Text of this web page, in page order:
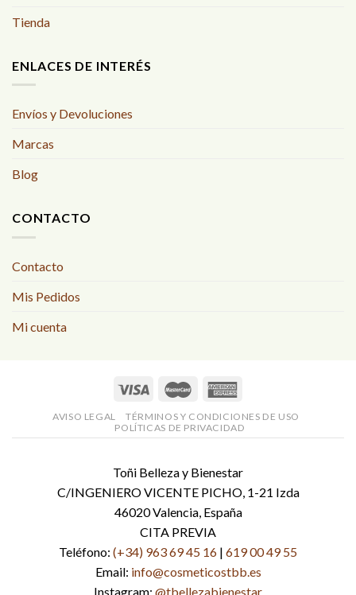
Tienda
ENLACES DE INTERÉS
Envíos y Devoluciones
Marcas
Blog
CONTACTO
Contacto
Mis Pedidos
Mi cuenta
AVISO LEGAL
TÉRMINOS Y CONDICIONES DE USO
POLÍTICAS DE PRIVACIDAD
Toñi Belleza y Bienestar
C/INGENIERO VICENTE PICHO, 1-21 Izda
46020 Valencia, España
CITA PREVIA
Teléfono: (+34) 963 69 45 16 | 619 00 49 55
Email: info@cosmeticostbb.es
Instagram: @tbellezabienestar